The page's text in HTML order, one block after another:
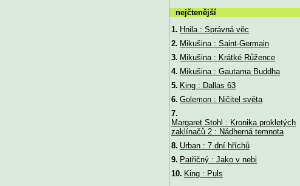
nejčtenější
1. Hnila : Správná věc
2. Mikušina : Saint-Germain
3. Mikušina : Krátké Růžence
4. Mikušina : Gautama Buddha
5. King : Dallas 63
6. Golemon : Ničitel světa
7.
Margaret Stohl : Kronika prokletých
zaklínačů 2 : Nádherná temnota
8. Urban : 7 dní hříchů
9. Patřičný : Jako v nebi
10. King : Puls